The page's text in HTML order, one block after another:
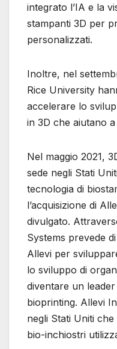
integrato l’IA e la
stampanti 3D per
personalizzati.
Inoltre, nel
Rice University
accelerare lo
in 3D che aiutano
Nel maggio 2021,
sede negli Stati
tecnologia di
l’acquisizione di
divulgato.
Systems prevede
Allevi per
lo sviluppo di
diventare un
bioprinting. Allevi
negli Stati Uniti
bio-inchiostri